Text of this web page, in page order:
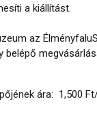
a kiállítást.
az
belépő
ára: 1,500